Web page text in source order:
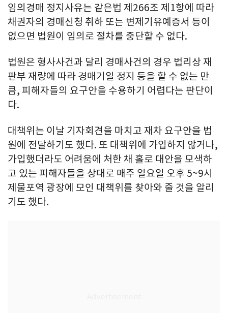
임의경매 정지사유는 같은법 제266조 제1항에 따라
채권자의 경매신청 취하 또는 변제기유예증서 등이
없으면 법원이 임의로 절차를 중단할 수 없다.
법원은 형사사건과 달리 경매사건의 경우 법리상 재
판부 재량에 따라 경매기일 정지 등을 할 수 없는 만
큼, 피해자들의 요구안을 수용하기 어렵다는 판단이
다.
대책위는 이날 기자회견을 마치고 재차 요구안을 법
원에 전달하기도 했다. 또 대책위에 가입하지 않거나,
가입했더라도 어려움에 처한 채 홀로 대안을 모색하
고 있는 피해자들을 상대로 매주 일요일 오후 5~9시
제물포역 광장에 모인 대책위를 찾아와 줄 것을 알리
기도 했다.